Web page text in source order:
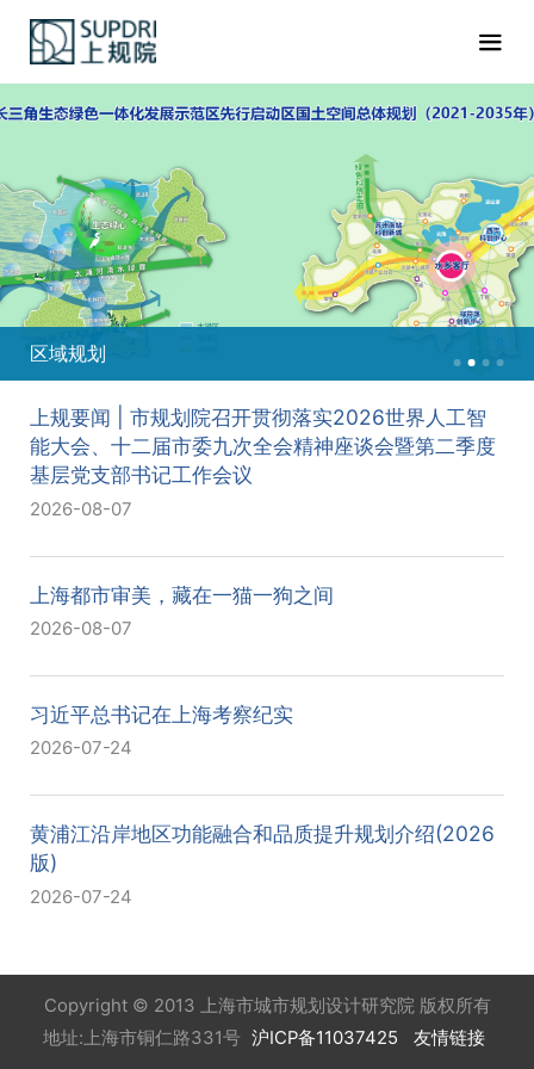
区域规划
上规要闻 | 市规划院召开贯彻落实2026世界人工智
能大会、十二届市委九次全会精神座谈会暨第二季度
基层党支部书记工作会议
2026-08-07
上海都市审美，藏在一猫一狗之间
2026-08-07
习近平总书记在上海考察纪实
2026-07-24
黄浦江沿岸地区功能融合和品质提升规划介绍(2026
版)
2026-07-24
Copyright © 2013 上海市城市规划设计研究院 版权所有
地址:上海市铜仁路331号 沪ICP备11037425 友情链接